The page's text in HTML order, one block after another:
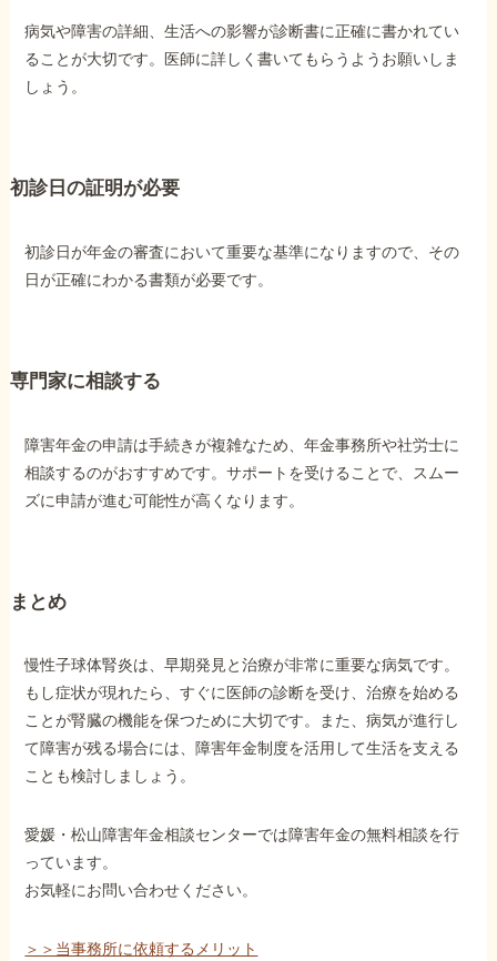
病気や障害の詳細、生活への影響が診断書に正確に書かれてい
ることが大切です。医師に詳しく書いてもらうようお願いしま
しょう。
初診日の証明が必要
初診日が年金の審査において重要な基準になりますので、その
日が正確にわかる書類が必要です。
専門家に相談する
障害年金の申請は手続きが複雑なため、年金事務所や社労士に
相談するのがおすすめです。サポートを受けることで、スムー
ズに申請が進む可能性が高くなります。
まとめ
慢性子球体腎炎は、早期発見と治療が非常に重要な病気です。
もし症状が現れたら、すぐに医師の診断を受け、治療を始める
ことが腎臓の機能を保つために大切です。また、病気が進行し
て障害が残る場合には、障害年金制度を活用して生活を支える
ことも検討しましょう。
愛媛・松山障害年金相談センターでは障害年金の無料相談を行
っています。
お気軽にお問い合わせください。
＞＞当事務所に依頼するメリット